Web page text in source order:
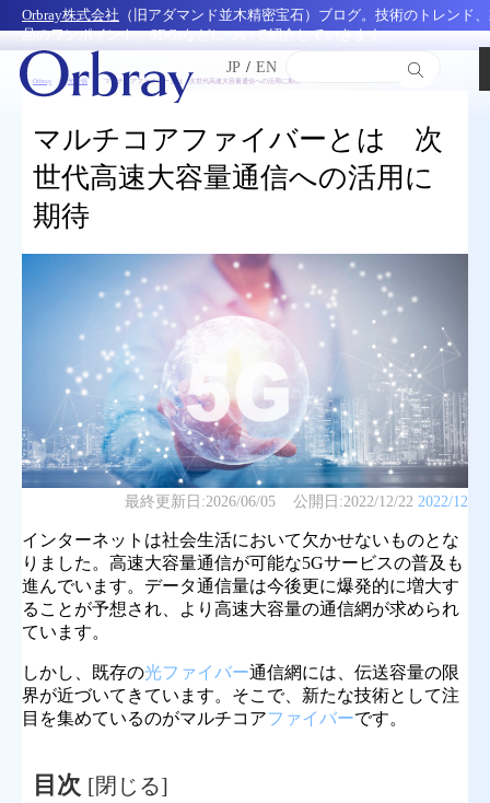
Orbray株式会社 （旧アダマンド並木精密宝石）ブログ。技術のトレンド
品のワンポイント、SDGsなどについて紹介していきます。
JP / EN
Orbray 光通信 マルチコアファイバーとは 次世代高速大容量通信への活用に期待
マルチコアファイバーとは 次
世代高速大容量通信への活用に
期待
最終更新日:2026/06/05 公開日:2022/12/22 2022/12
インターネットは社会生活において欠かせないものとな
りました。高速大容量通信が可能な5Gサービスの普及も
進んでいます。データ通信量は今後更に爆発的に増大す
ることが予想され、より高速大容量の通信網が求められ
ています。
しかし、既存の光ファイバー通信網には、伝送容量の限
界が近づいてきています。そこで、新たな技術として注
目を集めているのがマルチコアファイバーです。
目次 [閉じる]